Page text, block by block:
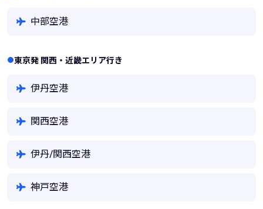
中部空港
東京発 関西・近畿エリア行き
伊丹空港
関西空港
伊丹/関西空港
神戸空港